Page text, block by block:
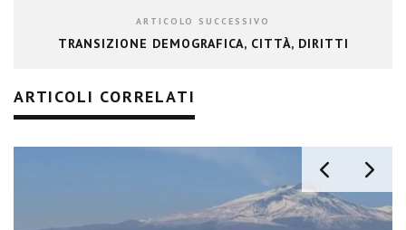
ARTICOLO SUCCESSIVO
TRANSIZIONE DEMOGRAFICA, CITTÀ, DIRITTI
ARTICOLI CORRELATI